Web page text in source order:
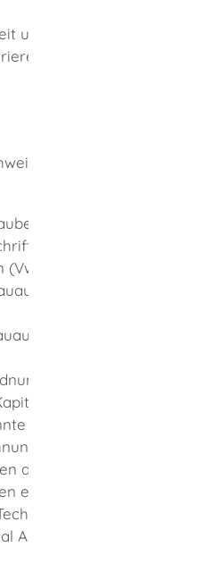
und Umweltschutz
bei der
für Bauprodukte
Technische
TB),
des
D der VwV TB,
Regeln der Technik,
wenn die darin
den Anforderungen
entspricht oder
Bewertung
Assessment – ETA).